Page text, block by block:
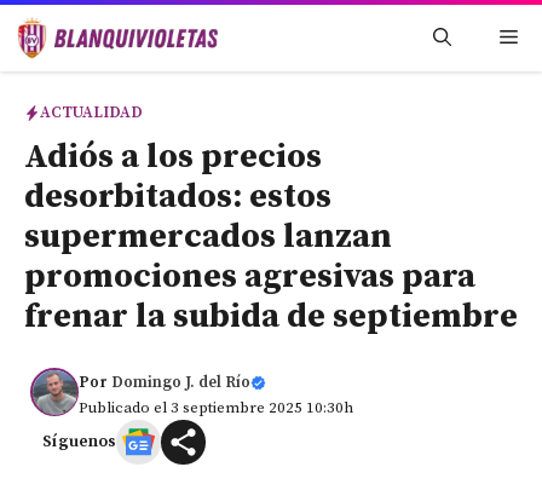
Saltar
ACTUALIDAD
Adiós a los precios
desorbitados: estos
supermercados lanzan
promociones agresivas para
frenar la subida de septiembre
Por Domingo J. del Río
Publicado el 3 septiembre 2025 10:30h
Síguenos